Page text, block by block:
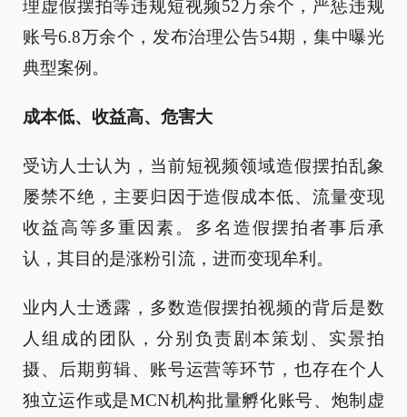
理虚假摆拍等违规短视频52万余个，严惩违规
账号6.8万余个，发布治理公告54期，集中曝光
典型案例。
成本低、收益高、危害大
受访人士认为，当前短视频领域造假摆拍乱象
屡禁不绝，主要归因于造假成本低、流量变现
收益高等多重因素。多名造假摆拍者事后承
认，其目的是涨粉引流，进而变现牟利。
业内人士透露，多数造假摆拍视频的背后是数
人组成的团队，分别负责剧本策划、实景拍
摄、后期剪辑、账号运营等环节，也存在个人
独立运作或是MCN机构批量孵化账号、炮制虚